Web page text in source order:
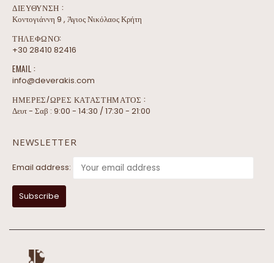
ΔΙΕΎΘΥΝΣΗ :
Κοντογιάννη 9 , Άγιος Νικόλαος Κρήτη
ΤΗΛΕΦΩΝΟ:
+30 28410 82416
EMAIL :
info@deverakis.com
ΗΜΕΡΕΣ/ΩΡΕΣ ΚΑΤΑΣΤΗΜΑΤΟΣ :
Δευτ - Σαβ : 9:00 - 14:30 / 17:30 - 21:00
NEWSLETTER
Email address: